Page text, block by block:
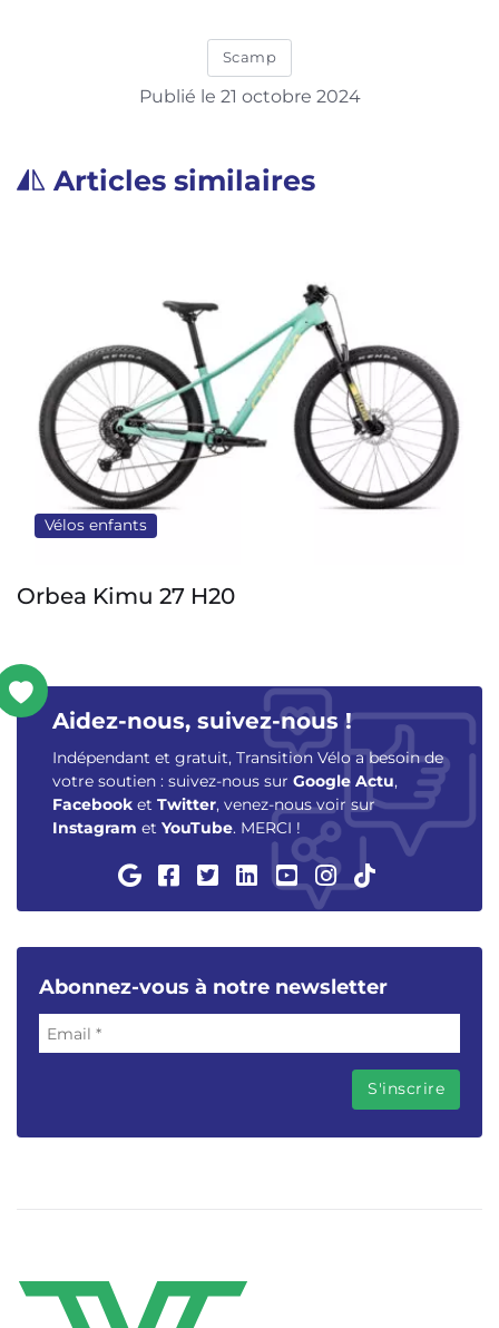
Scamp
Publié le 21 octobre 2024
Articles similaires
Vélos enfants
Orbea Kimu 27 H20
Aidez-nous, suivez-nous !
Indépendant et gratuit, Transition Vélo a besoin de
votre soutien : suivez-nous sur Google Actu,
Facebook et Twitter, venez-nous voir sur
Instagram et YouTube. MERCI !
Abonnez-vous à notre newsletter